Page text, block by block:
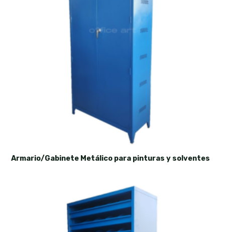
Armario/Gabinete Metálico para pinturas y solventes